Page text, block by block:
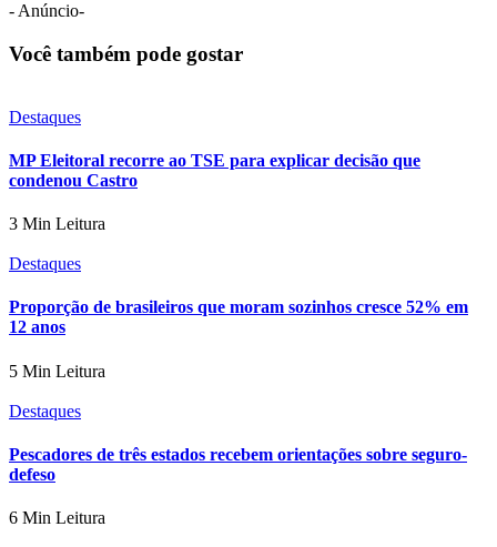
- Anúncio-
Você também pode gostar
Destaques
MP Eleitoral recorre ao TSE para explicar decisão que
condenou Castro
3 Min Leitura
Destaques
Proporção de brasileiros que moram sozinhos cresce 52% em
12 anos
5 Min Leitura
Destaques
Pescadores de três estados recebem orientações sobre seguro-
defeso
6 Min Leitura